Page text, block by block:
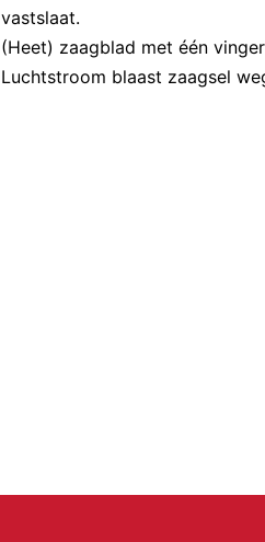
vastslaat.
(Heet) zaagblad met één
Luchtstroom blaast zaagsel